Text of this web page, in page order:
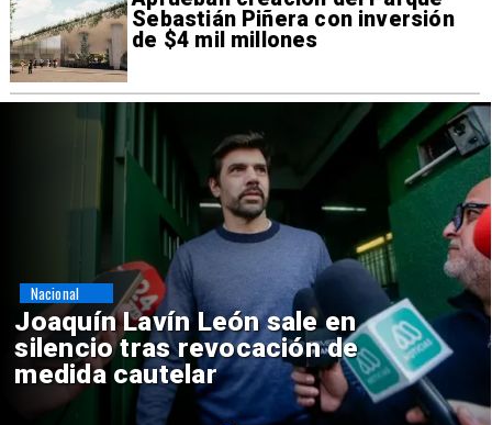
Sebastián Piñera con inversión
de $4 mil millones
Chile y Venezuela formalizan
reinicio de relaciones
consulares
Nacional